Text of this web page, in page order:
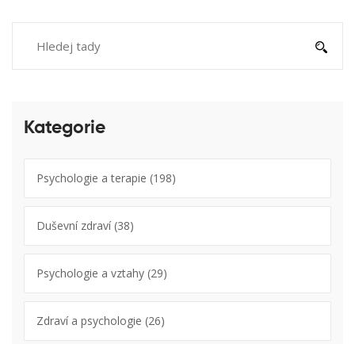
Kategorie
Psychologie a terapie (198)
Duševní zdraví(38)
Psychologie a vztahy (29)
Zdraví a psychologie (26)